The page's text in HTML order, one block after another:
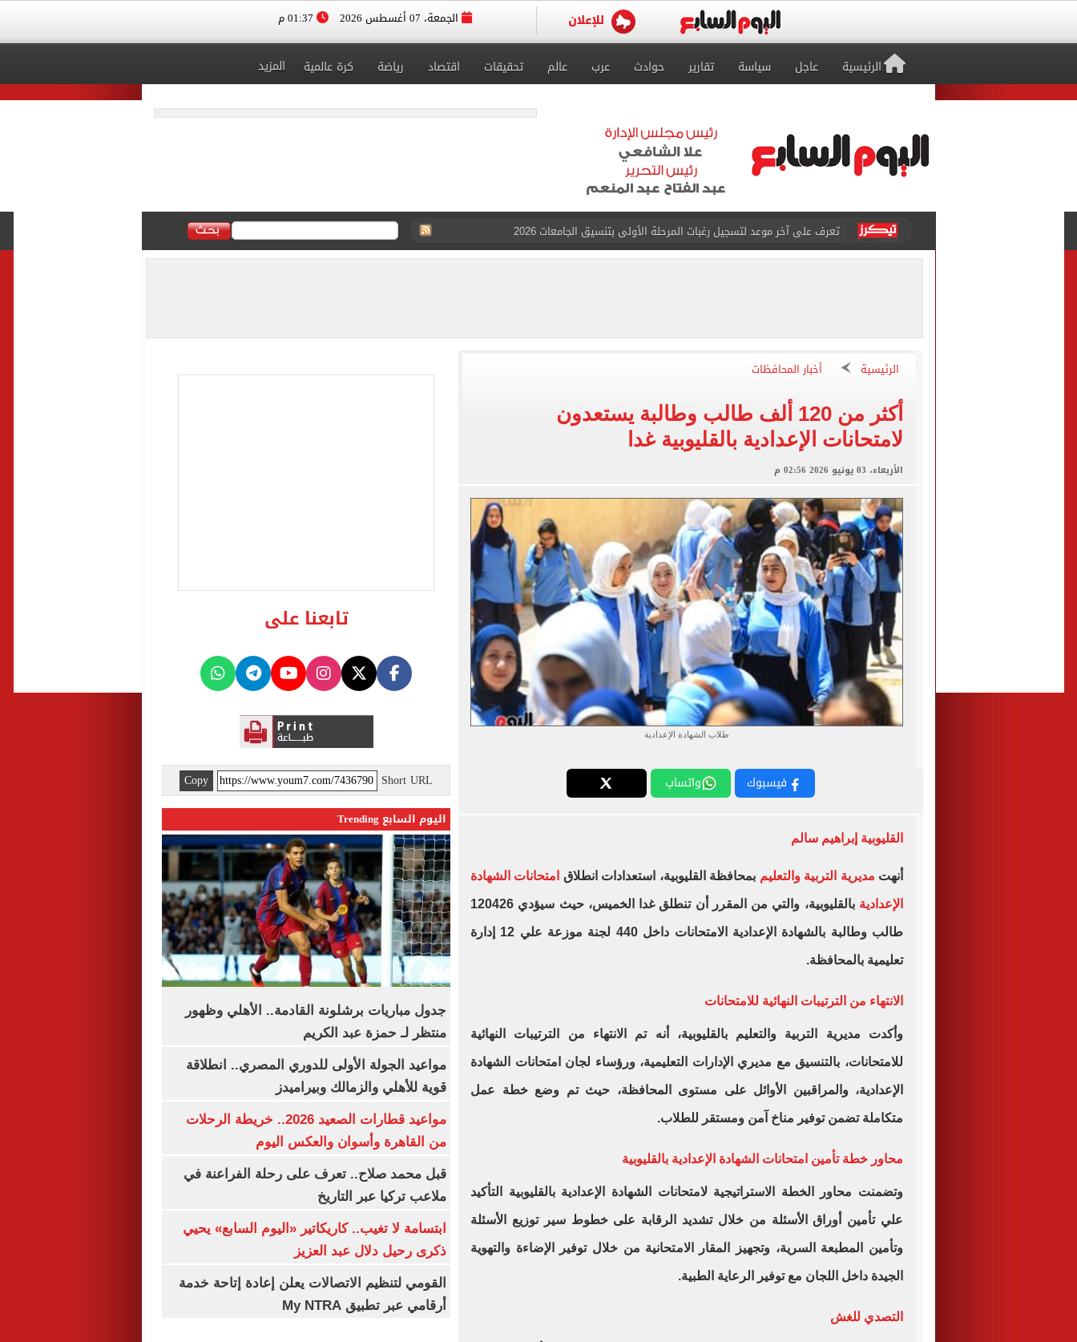
الجمعة، 07 أغسطس 2026
الرئيسية عاجل سياسة تقارير حوادث عرب عالم تحقيقات اقتصاد رياضة كرة عالمية المزيد
تعرف على آخر موعد لتسجيل رغبات المرحلة الأولى بتنسيق الجامعات 2026
متى تنتهى تظلمات الثانوية العامة 2026.. والفترة المتبقية للتقديم إلكترونيا
بيزيرا يتمسك بالرحيل عن الزمالك ويدرس خيارات جديدة رغم رفض النادي بيعه
مكتب التنسيق: إتاحة تعديل الرغبات حتى غلق المرحلة الأولى
أين يصلي محمد صلاح الجمعة فى تركيا؟.. صحيفة تركية تكشف التفاصيل
موعد أول مباراة لـ محمد صلاح مع طرابزون سبور فى الدوري التركي
إقبال على تسجيل رغبات المرحلة الأولى للتنسيق.. و71 ألف طالب سجلوا حتى الآن
هيثم حسن وسيلتيك.. عقد طويل ومكافآت دوري أبطال أوروبا تنتظر نجم الفراعنة
الرئيسية أخبار المحافظات
أكثر من 120 ألف طالب وطالبة يستعدون
لامتحانات الإعدادية بالقليوبية غدا
الأربعاء، 03 يونيو 2026 02:56 م
طلاب الشهادة الإعدادية
فيسبوك واتساب
القليوبية إبراهيم سالم
أنهت مديرية التربية والتعليم بمحافظة القليوبية، استعدادات انطلاق امتحانات الشهادة
الإعدادية بالقليوبية، والتي من المقرر أن تنطلق غدا الخميس، حيث سيؤدي 120426
طالب وطالبة بالشهادة الإعدادية الامتحانات داخل 440 لجنة موزعة علي 12 إدارة
تعليمية بالمحافظة.
الانتهاء من الترتيبات النهائية للامتحانات
وأكدت مديرية التربية والتعليم بالقليوبية، أنه تم الانتهاء من الترتيبات النهائية
للامتحانات، بالتنسيق مع مديري الإدارات التعليمية، ورؤساء لجان امتحانات الشهادة
الإعدادية، والمراقبين الأوائل على مستوى المحافظة، حيث تم وضع خطة عمل
متكاملة تضمن توفير مناخ آمن ومستقر للطلاب.
محاور خطة تأمين امتحانات الشهادة الإعدادية بالقليوبية
وتضمنت محاور الخطة الاستراتيجية لامتحانات الشهادة الإعدادية بالقليوبية التأكيد
علي تأمين أوراق الأسئلة من خلال تشديد الرقابة على خطوط سير توزيع الأسئلة
وتأمين المطبعة السرية، وتجهيز المقار الامتحانية من خلال توفير الإضاءة والتهوية
الجيدة داخل اللجان مع توفير الرعاية الطبية.
التصدي للغش
تابعنا على
Short URL
Copy
اليوم السابع Trending
جدول مباريات برشلونة القادمة.. الأهلي وظهور
منتظر لـ حمزة عبد الكريم
مواعيد الجولة الأولى للدوري المصري.. انطلاقة
قوية للأهلي والزمالك وبيراميدز
مواعيد قطارات الصعيد 2026.. خريطة الرحلات
من القاهرة وأسوان والعكس اليوم
قبل محمد صلاح.. تعرف على رحلة الفراعنة في
ملاعب تركيا عبر التاريخ
ابتسامة لا تغيب.. كاريكاتير «اليوم السابع» يحيي
ذكرى رحيل دلال عبد العزيز
القومي لتنظيم الاتصالات يعلن إعادة إتاحة خدمة
أرقامي عبر تطبيق My NTRA